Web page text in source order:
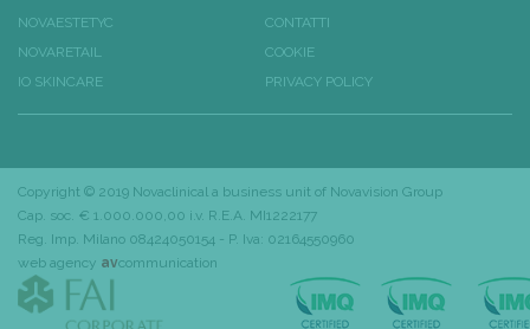
NOVAESTETYC
NOVARETAIL
IO SKINCARE
CONTATTI
COOKIE
PRIVACY POLICY
Copyright © 2019 Novaclinical a business unit of Novavision Group
Cap. soc. € 1.000.000,00 i.v. R.E.A. MI1222177
Reg. Imp. Milano 08424050154 - P. Iva: 02164550960
web agency avcommunication